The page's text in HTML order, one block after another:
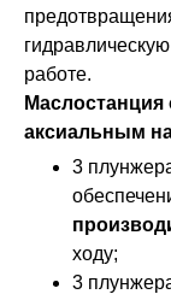
работе.
аксиальным
3
ходу;
3